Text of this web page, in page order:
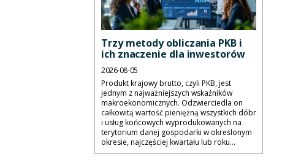
Trzy metody obliczania PKB i
ich znaczenie dla inwestorów
2026-08-05
Produkt krajowy brutto, czyli PKB, jest
jednym z najważniejszych wskaźników
makroekonomicznych. Odzwierciedla on
całkowitą wartość pieniężną wszystkich dóbr
i usług końcowych wyprodukowanych na
terytorium danej gospodarki w określonym
okresie, najczęściej kwartału lub roku...